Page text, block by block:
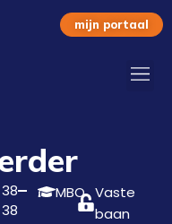
mijn portaal
38
38
MBO Vaste
baan